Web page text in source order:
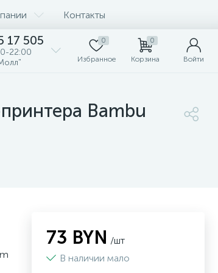
Контакты
17 505
22:00
0
Избранное
0
Корзина Войти
Bambu
73 BYN /шт
В наличии мало